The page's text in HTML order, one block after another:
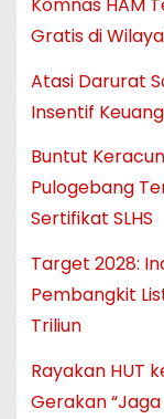
Gratis di
Atasi Darurat
Insentif
Buntut
Pulogebang
Sertifikat SLHS
Target 2028:
Pembangkit
Triliun
Rayakan HUT
Gerakan